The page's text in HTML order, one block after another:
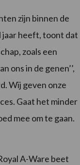
zijn binnen de
jaar heeft, toont dat
zoals een
ons in de genen’’,
Wij geven onze
Gaat het minder
mee om te gaan.
A-Ware beet